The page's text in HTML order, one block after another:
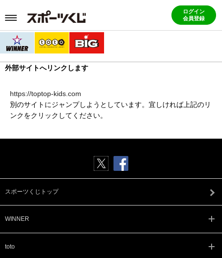
ログイン
会員登録
外部サイトへリンクします
https://toptop-kids.com
別のサイトにジャンプしようとしています。宜しければ上記のリ
ンクをクリックしてください。
スポーツくじトップ
WINNER
toto